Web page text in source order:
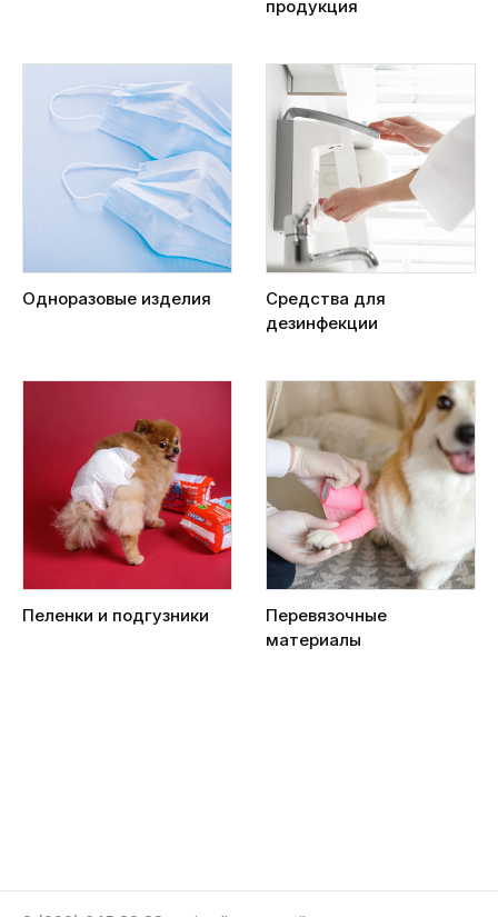
продукция
Одноразовые изделия
Средства для
дезинфекции
Пеленки и подгузники
Перевязочные
материалы